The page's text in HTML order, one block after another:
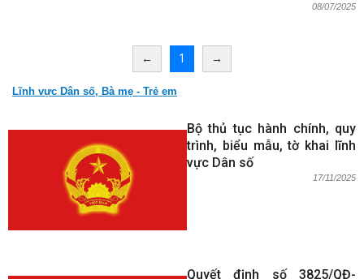
08/07/2025
← 1 →
Lĩnh vực Dân số, Bà mẹ - Trẻ em
Bộ thủ tục hành chính, quy
trình, biểu mẫu, tờ khai lĩnh
vực Dân số
17/11/2025
Quyết định số 3825/QĐ-